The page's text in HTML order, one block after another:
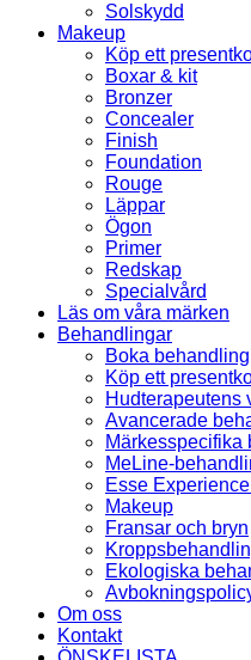
Solskydd
Makeup
Köp ett
Boxar & kit
Bronzer
Concealer
Finish
Foundation
Rouge
Läppar
Ögon
Primer
Redskap
Specialvård
Läs om våra märken
Behandlingar
Boka behandling
Köp ett
Hudterapeutens
Avancerade
Märkesspecifika
MeLine-
Esse
Makeup
Fransar och bryn
Ekologiska
Om oss
Kontakt